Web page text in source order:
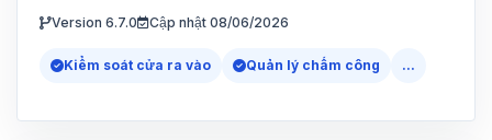
Version 6.7.0 Cập nhật 08/06/2026
Kiểm soát cửa ra vào Quản lý chấm công ...